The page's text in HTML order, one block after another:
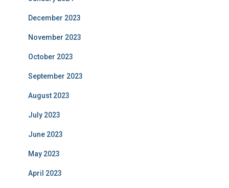
December 2023
November 2023
October 2023
September 2023
August 2023
July 2023
June 2023
May 2023
April 2023